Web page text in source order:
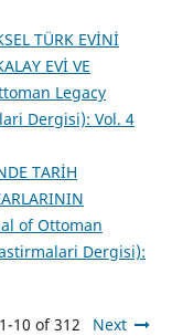
TÜRK EVİNİ
EVİ VE
Legacy
Dergisi): Vol. 4
TARİH
of Ottoman
Dergisi):
1-10 of 312 Next